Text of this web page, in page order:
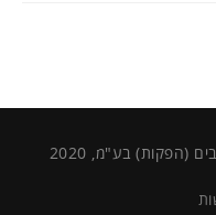
(הפקות) בע"מ, 2020